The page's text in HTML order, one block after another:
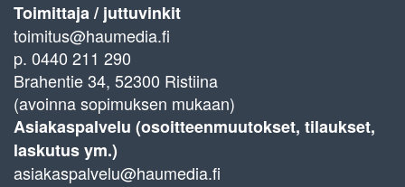
Toimittaja / juttuvinkit
toimitus@haumedia.fi
p. 0440 211 290
Brahentie 34, 52300 Ristiina
(avoinna sopimuksen mukaan)
Asiakaspalvelu (osoitteenmuutokset, tilaukset,
laskutus ym.)
asiakaspalvelu@haumedia.fi